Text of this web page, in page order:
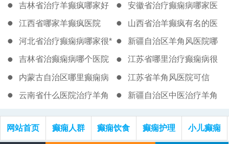
治的好
吉林省治疗羊癫疯哪家好 安徽省治疗癫痫病哪家医
院比较好
江西省哪家羊癫疯医院 山西省治羊癫疯有名的医
院
河北省治疗癫痫病哪家很* 新疆自治区羊角风医院哪
里*
吉林省治癫痫病哪个医院
能治好
江苏省哪里治疗癫痫病很
好的医院
内蒙古自治区哪里癫痫病
治疗的效率好
江苏省羊角风医院可信
云南省什么医院治疗羊角 新疆自治区中医治疗羊角
网站首页
癫痫人群 癫痫饮食 癫痫护理 小儿癫痫